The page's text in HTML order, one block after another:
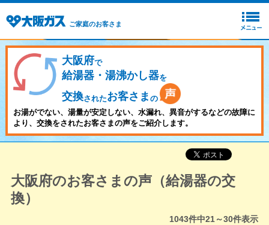
ご家庭のお客さま
大阪府で
給湯器・湯沸かし器を
交換されたお客さま の
お湯がでない、湯量が安定しない、水漏れ、異音がするなどの故障に
より、交換をされたお客さまの声をご紹介します。
大阪府のお客さまの声（給湯器の交
換）
1043件中21～30件表示